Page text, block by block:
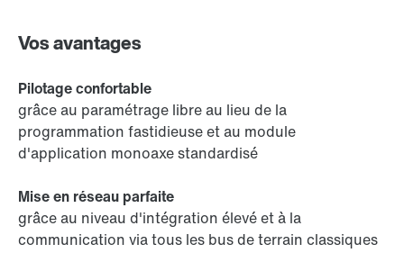
Vos avantages
Pilotage confortable
grâce au paramétrage libre au lieu de la
programmation fastidieuse et au module
d'application monoaxe standardisé
Mise en réseau parfaite
grâce au niveau d'intégration élevé et à la
communication via tous les bus de terrain classiques